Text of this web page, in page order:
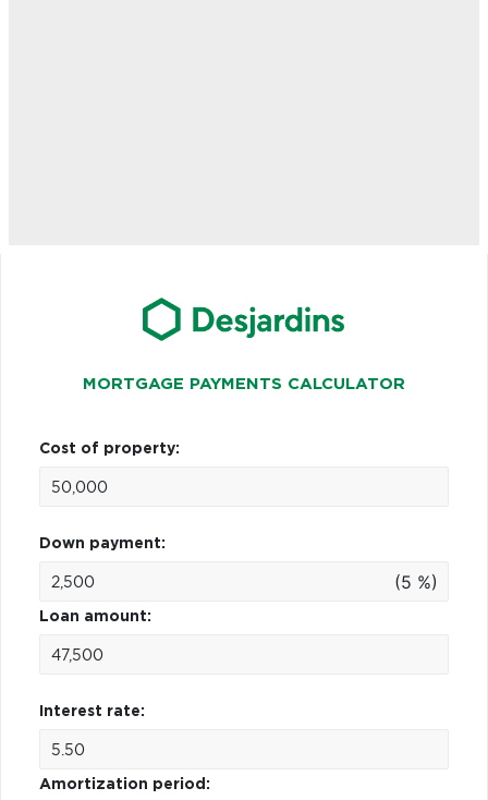
MORTGAGE PAYMENTS CALCULATOR
Cost of property:
Down payment:
(5 %)
Loan amount:
Interest rate:
Amortization period: